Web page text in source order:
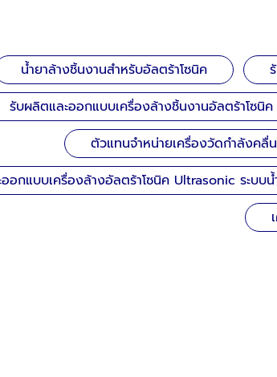
น้ำยาล้างชิ้นงานสำหรับอัลตร้าโซนิค
รับผลิตและออกแบบเครื่องล้างชิ้นงานอัลตร้าโซนิค
ตัวแทนจำหน่ายเครื่องวัดกำลังคลื่
อกแบบเครื่องล้างอัลตร้าโซนิค Ultrasonic ระบบ